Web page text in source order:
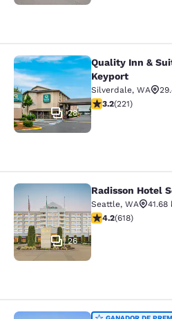
Quality Inn &
28
Quality Inn &
Keyport
Silverdale, WA
Calificación de 3.2
3.2(221)
Radisson Hotel
26
Radisson Hotel
Seattle, WA
41.68
Calificación de 4.17
4.2(618)